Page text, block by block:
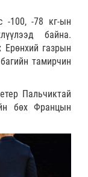
-100, -78 кг-ын
байна.
Ерөнхий газрын
тамирчин
Пальчиктай
бөх Францын